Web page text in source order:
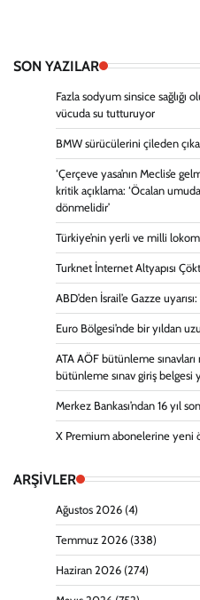
SON YAZILAR
Fazla sodyum sinsice
vücuda su tutturuyor
BMW sürücülerini çileden
‘Çerçeve yasa’nın Meclis’e
kritik açıklama: ‘Öcalan
dönmelidir’
Türkiye’nin yerli ve milli
Turknet İnternet Altyapısı
ABD’den İsrail’e Gazze
Euro Bölgesi’nde bir yıldan
ATA AÖF bütünleme
bütünleme sınav giriş belgesi
Merkez Bankası’ndan 16 yıl
X Premium abonelerine yeni
ARŞİVLER
Ağustos 2026 (4)
Temmuz 2026 (338)
Haziran 2026 (274)